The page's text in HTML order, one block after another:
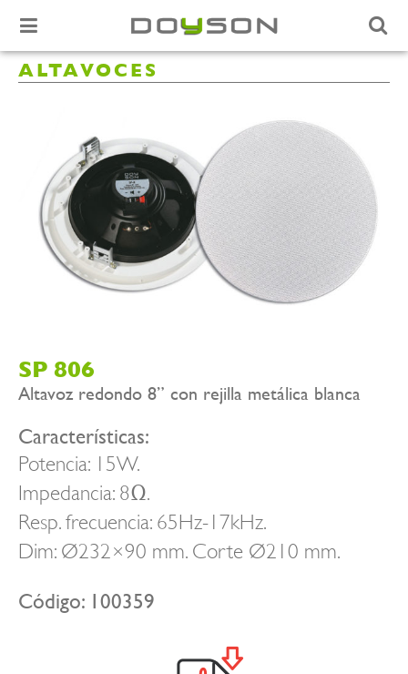
ALTAVOCES
SP 806
Altavoz redondo 8” con rejilla metálica blanca
Características:
Potencia: 15W.
Impedancia: 8Ω.
Resp. frecuencia: 65Hz-17kHz.
Dim: Ø232×90 mm. Corte Ø210 mm.
Código: 100359